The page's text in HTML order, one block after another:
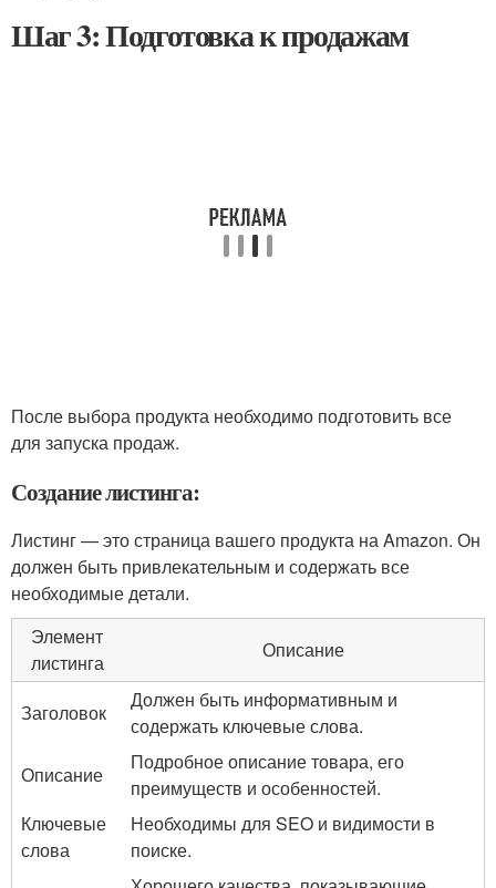
Шаг 3: Подготовка к продажам
После выбора продукта необходимо подготовить все
для запуска продаж.
Создание листинга:
Листинг — это страница вашего продукта на Amazon. Он
должен быть привлекательным и содержать все
необходимые детали.
Элемент
листинга
Описание
Заголовок
Должен быть информативным и
содержать ключевые слова.
Описание
Подробное описание товара, его
преимуществ и особенностей.
Ключевые
слова
Необходимы для SEO и видимости в
поиске.